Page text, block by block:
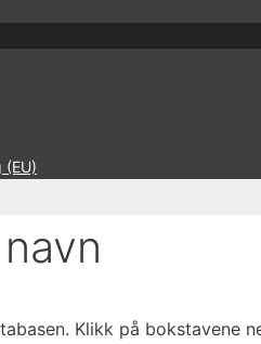
Klikk på bokstavene